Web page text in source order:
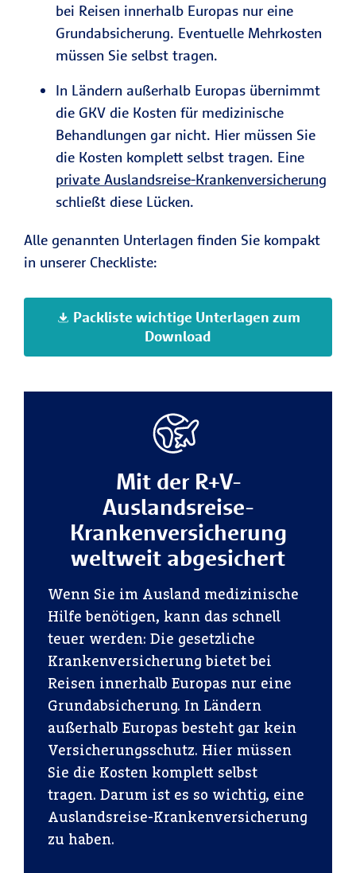
bei Reisen innerhalb Europas nur eine
Grundabsicherung. Eventuelle Mehrkosten
müssen Sie selbst tragen.
In Ländern außerhalb Europas übernimmt
die GKV die Kosten für medizinische
Behandlungen gar nicht. Hier müssen Sie
die Kosten komplett selbst tragen. Eine
private Auslandsreise-Krankenversicherung
schließt diese Lücken.
Alle genannten Unterlagen finden Sie kompakt
in unserer Checkliste:
Packliste wichtige Unterlagen zum
Download
Mit der R+V-
Auslandsreise-
Krankenversicherung
weltweit abgesichert
Wenn Sie im Ausland medizinische
Hilfe benötigen, kann das schnell
teuer werden: Die gesetzliche
Krankenversicherung bietet bei
Reisen innerhalb Europas nur eine
Grundabsicherung. In Ländern
außerhalb Europas besteht gar kein
Versicherungsschutz. Hier müssen
Sie die Kosten komplett selbst
tragen. Darum ist es so wichtig, eine
Auslandsreise-Krankenversicherung
zu haben.